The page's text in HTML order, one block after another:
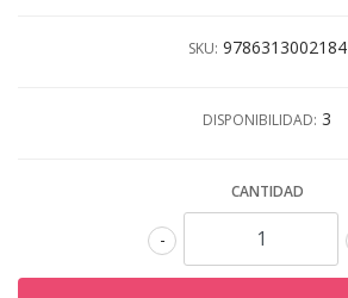
SKU: 9786313002184
DISPONIBILIDAD: 3
CANTIDAD
-